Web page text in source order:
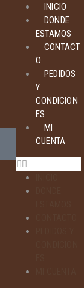
INICIO
DONDE
ESTAMOS
CONTACT
O
PEDIDOS
Y
CONDICION
ES
MI
CUENTA